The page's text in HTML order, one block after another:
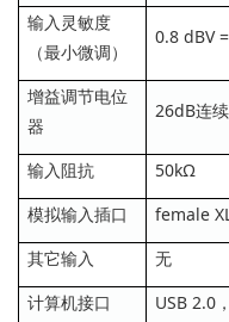
输入灵敏度
（最小微调）
0.8 dBV
增益调节电位
器
26dB连
输入阻抗
50kΩ
模拟输入插口
female
其它输入
无
计算机接口
USB 2.0